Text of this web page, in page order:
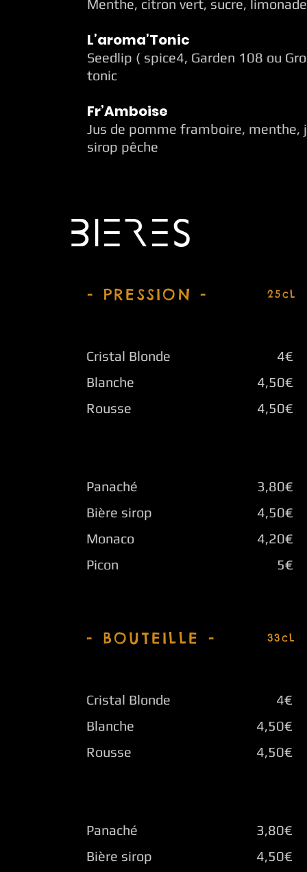
Menthe, citron vert, sucre, limonade
L’aroma’Tonic
Seedlip ( spice4, Garden 108 ou
tonic
Fr’Amboise
Jus de pomme framboire, menthe,
sirop pêche
BIERES
- PRESSION - 25cL
Cristal Blonde
Blanche
Rousse
Panaché
Bière sirop
Monaco
Picon
4€
4,50€
4,50€
3,80€
4,50€
4,20€
5€
- BOUTEILLE - 33cL
Cristal Blonde
Blanche
Rousse
Panaché
Bière sirop
4€
4,50€
4,50€
3,80€
4,50€